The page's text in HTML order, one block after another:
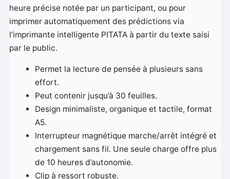
heure précise notée par un participant, ou pour
imprimer automatiquement des prédictions via
l’imprimante intelligente PITATA à partir du texte saisi
par le public.
Permet la lecture de pensée à plusieurs sans
effort.
Peut contenir jusqu’à 30 feuilles.
Design minimaliste, organique et tactile, format
A5.
Interrupteur magnétique marche/arrêt intégré et
chargement sans fil. Une seule charge offre plus
de 10 heures d’autonomie.
Clip à ressort robuste.